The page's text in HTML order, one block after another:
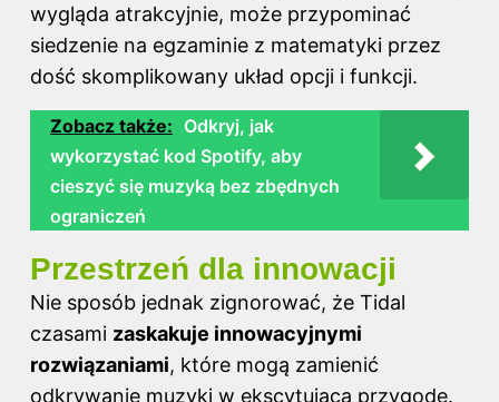
wygląda atrakcyjnie, może przypominać
siedzenie na egzaminie z matematyki przez
dość skomplikowany układ opcji i funkcji.
Zobacz także: Odkryj, jak
wykorzystać kod Spotify, aby
cieszyć się muzyką bez zbędnych
ograniczeń
Przestrzeń dla innowacji
Nie sposób jednak zignorować, że Tidal
czasami zaskakuje innowacyjnymi
rozwiązaniami, które mogą zamienić
odkrywanie muzyki w ekscytującą przygodę.